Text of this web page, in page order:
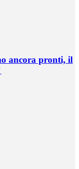
ancora pronti, il